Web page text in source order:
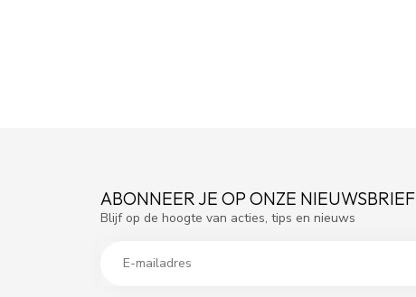
ABONNEER JE OP ONZE NIEUWSBRIEF
Blijf op de hoogte van acties, tips en nieuws